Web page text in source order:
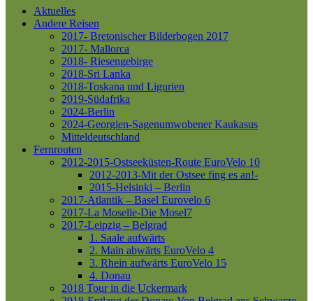
Aktuelles
Andere Reisen
2017- Bretonischer Bilderbogen 2017
2017- Mallorca
2018- Riesengebirge
2018-Sri Lanka
2018-Toskana und Ligurien
2019-Südafrika
2024-Berlin
2024-Georgien-Sagenumwobener Kaukasus
Mitteldeutschland
Fernrouten
2012-2015-Ostseeküsten-Route EuroVelo 10
2012-2013-Mit der Ostsee fing es an!-
2015-Helsinki – Berlin
2017-Atlantik – Basel Eurovelo 6
2017-La Moselle-Die Mosel7
2017-Leipzig – Belgrad
1. Saale aufwärts
2. Main abwärts EuroVelo 4
3. Rhein aufwärts EuroVelo 15
4. Donau
2018 Tour in die Uckermark